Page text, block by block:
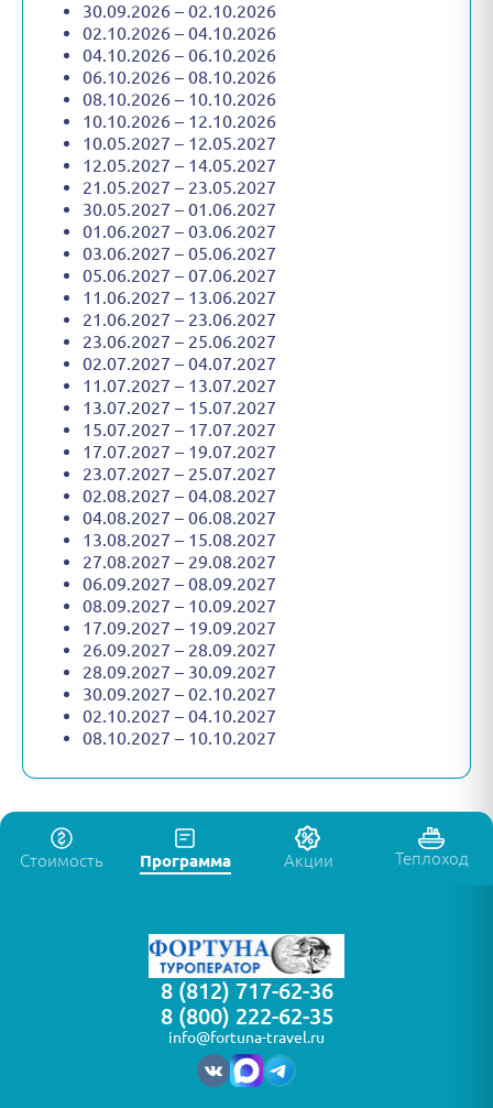
30.09.2026 – 02.10.2026
02.10.2026 – 04.10.2026
04.10.2026 – 06.10.2026
06.10.2026 – 08.10.2026
08.10.2026 – 10.10.2026
10.10.2026 – 12.10.2026
10.05.2027 – 12.05.2027
12.05.2027 – 14.05.2027
21.05.2027 – 23.05.2027
30.05.2027 – 01.06.2027
01.06.2027 – 03.06.2027
03.06.2027 – 05.06.2027
05.06.2027 – 07.06.2027
11.06.2027 – 13.06.2027
21.06.2027 – 23.06.2027
23.06.2027 – 25.06.2027
02.07.2027 – 04.07.2027
11.07.2027 – 13.07.2027
13.07.2027 – 15.07.2027
15.07.2027 – 17.07.2027
17.07.2027 – 19.07.2027
23.07.2027 – 25.07.2027
02.08.2027 – 04.08.2027
04.08.2027 – 06.08.2027
13.08.2027 – 15.08.2027
27.08.2027 – 29.08.2027
06.09.2027 – 08.09.2027
08.09.2027 – 10.09.2027
17.09.2027 – 19.09.2027
26.09.2027 – 28.09.2027
28.09.2027 – 30.09.2027
30.09.2027 – 02.10.2027
02.10.2027 – 04.10.2027
08.10.2027 – 10.10.2027
Стоимость Программа Акции Теплоход
8 (812) 717-62-36
8 (800) 222-62-35
info@fortuna-travel.ru